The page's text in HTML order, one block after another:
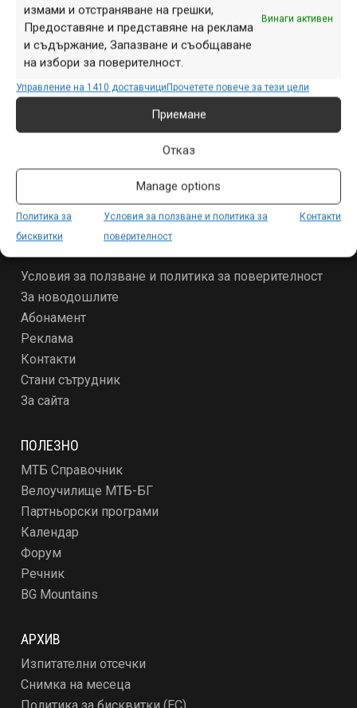
измами и отстраняване на грешки,
Предоставяне и представяне на реклама
и съдържание, Запазване и съобщаване
на избори за поверителност.
Винаги активен
Управление на 1410 доставчициПрочетете повече за тези цели
Приемане
Отказ
Manage options
Политика за
бисквитки
Условия за ползване и политика за
поверителност
Контакти
СЕКЦИИ
Събития
Други
Условия за ползване и политика за поверителност
За новодошлите
Абонамент
Реклама
Контакти
Стани сътрудник
За сайта
ПОЛЕЗНО
МТБ Справочник
Велоучилище МТБ-БГ
Партньорски програми
Календар
Форум
Речник
BG Mountains
АРХИВ
Изпитателни отсечки
Снимка на месеца